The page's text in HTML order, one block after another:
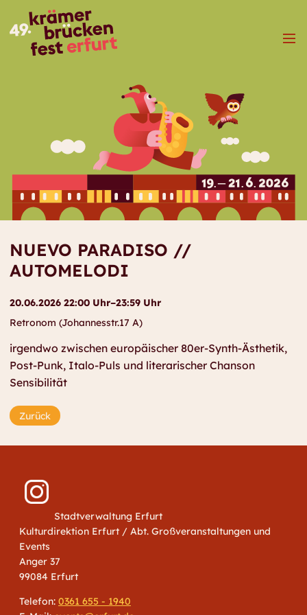
Menü
NUEVO PARADISO //
AUTOMELODI
20.06.2026 22:00 Uhr–23:59 Uhr
Retronom (Johannesstr.17 A)
irgendwo zwischen europäischer 80er-Synth-Ästhetik,
Post-Punk, Italo-Puls und literarischer Chanson
Sensibilität
Zurück
Stadtverwaltung Erfurt
Kulturdirektion Erfurt / Abt. Großveranstaltungen und
Events
Anger 37
99084 Erfurt
Telefon: 0361 655 - 1940